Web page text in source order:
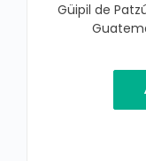
Güipil de